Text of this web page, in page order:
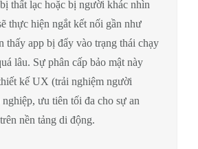
thất lạc hoặc bị người khác nhìn
thực hiện ngắt kết nối gần như
thấy app bị đẩy vào trạng thái chạy
lâu. Sự phân cấp bảo mật này
kế UX (trải nghiệm người
ưu tiên tối đa cho sự an
nền tảng di động.